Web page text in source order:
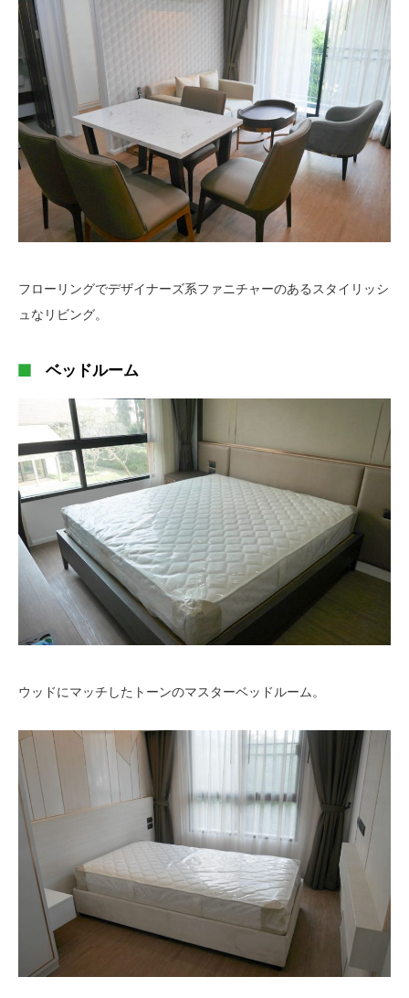
フローリングでデザイナーズ系ファニチャーのあるスタイリッシ
ュなリビング。
ベッドルーム
ウッドにマッチしたトーンのマスターベッドルーム。